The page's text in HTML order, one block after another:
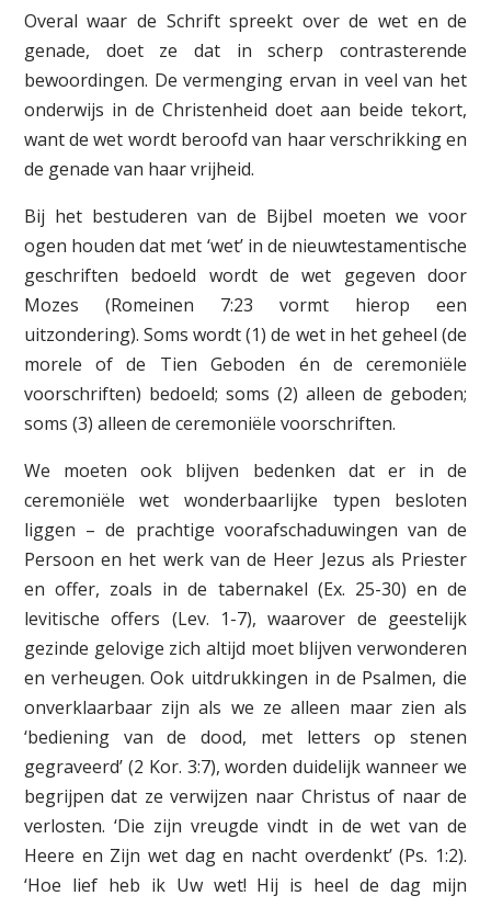
Overal waar de Schrift spreekt over de wet en de
genade, doet ze dat in scherp contrasterende
bewoordingen. De vermenging ervan in veel van het
onderwijs in de Christenheid doet aan beide tekort,
want de wet wordt beroofd van haar verschrikking en
de genade van haar vrijheid.
Bij het bestuderen van de Bijbel moeten we voor
ogen houden dat met ‘wet’ in de nieuwtestamentische
geschriften bedoeld wordt de wet gegeven door
Mozes (Romeinen 7:23 vormt hierop een
uitzondering). Soms wordt (1) de wet in het geheel (de
morele of de Tien Geboden én de ceremoniële
voorschriften) bedoeld; soms (2) alleen de geboden;
soms (3) alleen de ceremoniële voorschriften.
We moeten ook blijven bedenken dat er in de
ceremoniële wet wonderbaarlijke typen besloten
liggen – de prachtige voorafschaduwingen van de
Persoon en het werk van de Heer Jezus als Priester
en offer, zoals in de tabernakel (Ex. 25-30) en de
levitische offers (Lev. 1-7), waarover de geestelijk
gezinde gelovige zich altijd moet blijven verwonderen
en verheugen. Ook uitdrukkingen in de Psalmen, die
onverklaarbaar zijn als we ze alleen maar zien als
‘bediening van de dood, met letters op stenen
gegraveerd’ (2 Kor. 3:7), worden duidelijk wanneer we
begrijpen dat ze verwijzen naar Christus of naar de
verlosten. ‘Die zijn vreugde vindt in de wet van de
Heere en Zijn wet dag en nacht overdenkt’ (Ps. 1:2).
‘Hoe lief heb ik Uw wet! Hij is heel de dag mijn